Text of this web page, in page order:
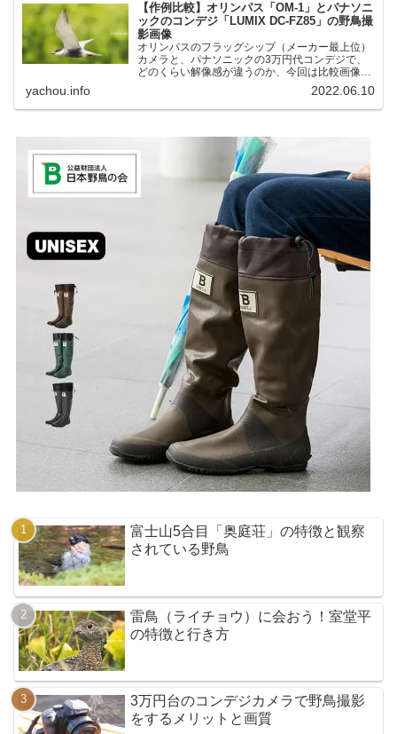
【作例比較】オリンパス「OM-1」とパナソニ
ックのコンデジ「LUMIX DC-FZ85」の野鳥撮
影画像
オリンパスのフラッグシップ（メーカー最上位）
カメラと、パナソニックの3万円代コンデジで、
どのくらい解像感が違うのか、今回は比較画像を
紹介します。私はコンデジを愛用しているのです
が、相棒がオリンパス「OM-1」を使い始めたと
ころ、同じ被写体で...
yachou.info 2022.06.10
富士山5合目「奥庭荘」の特徴と観察
されている野鳥
雷鳥（ライチョウ）に会おう！室堂平
の特徴と行き方
3万円台のコンデジカメラで野鳥撮影
をするメリットと画質